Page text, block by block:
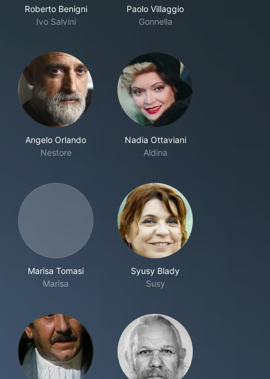
Roberto Benigni
Ivo Salvini
Paolo Villaggio
Gonnella
Angelo Orlando
Nestore
Nadia Ottaviani
Aldina
Marisa Tomasi
Marisa
Syusy Blady
Susy